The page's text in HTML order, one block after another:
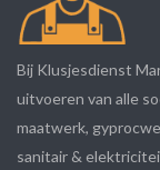
Bij Klusjesdienst
uitvoeren van alle
maatwerk,
sanitair &